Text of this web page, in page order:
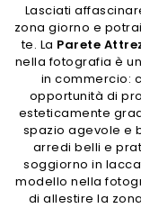
Lasciati
zona giorno e
te. La Parete
nella fotografia è
in commercio:
opportunità di
esteticamente
spazio agevole e
arredi belli e
soggiorno in
modello nella
di allestire la